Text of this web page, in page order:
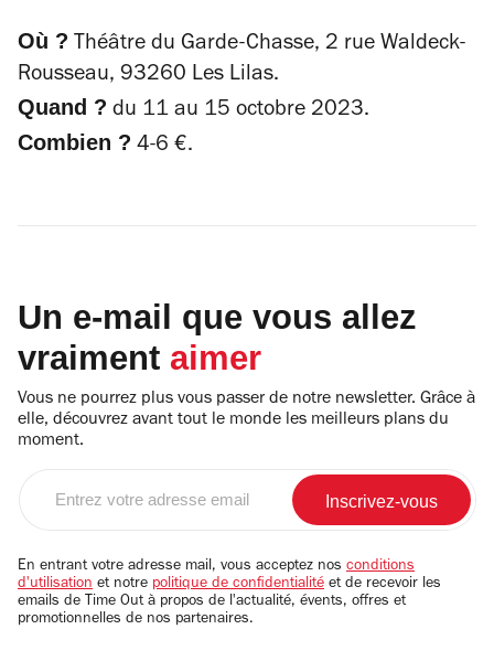
Où ? Théâtre du Garde-Chasse, 2 rue Waldeck-
Rousseau, 93260 Les Lilas.
Quand ? du 11 au 15 octobre 2023.
Combien ? 4-6 €.
Un e-mail que vous allez
vraiment aimer
Vous ne pourrez plus vous passer de notre newsletter. Grâce à
elle, découvrez avant tout le monde les meilleurs plans du
moment.
email
En entrant votre adresse mail, vous acceptez nos conditions
d'utilisation et notre politique de confidentialité et de recevoir les
emails de Time Out à propos de l'actualité, évents, offres et
promotionnelles de nos partenaires.